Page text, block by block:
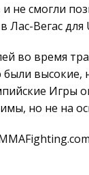
не смогли
Лас-Вегас для
во время
высокие,
Игры
но не на